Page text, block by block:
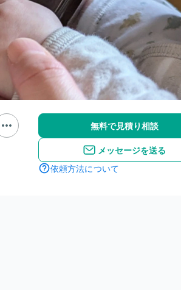
無料で見積り相談
メッセージを送る
依頼方法について